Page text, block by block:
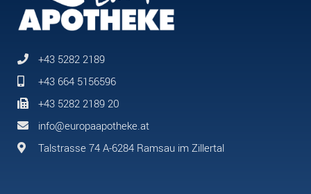
+43 5282 2189
+43 664 5156596
+43 5282 2189 20
info@europaapotheke.at
Talstrasse 74 A-6284 Ramsau im Zillertal